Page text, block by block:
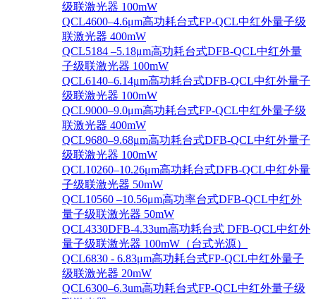
级联激光器 100mW
QCL4600–4.6μm高功耗台式FP-QCL中红外量子级
联激光器 400mW
QCL5184 –5.18μm高功耗台式DFB-QCL中红外量
子级联激光器 100mW
QCL6140–6.14μm高功耗台式DFB-QCL中红外量子
级联激光器 100mW
QCL9000–9.0μm高功耗台式FP-QCL中红外量子级
联激光器 400mW
QCL9680–9.68μm高功耗台式DFB-QCL中红外量子
级联激光器 100mW
QCL10260–10.26μm高功耗台式DFB-QCL中红外量
子级联激光器 50mW
QCL10560 –10.56μm高功率台式DFB-QCL中红外
量子级联激光器 50mW
QCL4330DFB-4.33um高功耗台式 DFB-QCL中红外
量子级联激光器 100mW（台式光源）
QCL6830 - 6.83μm高功耗台式FP-QCL中红外量子
级联激光器 20mW
QCL6300–6.3um高功耗台式FP-QCL中红外量子级